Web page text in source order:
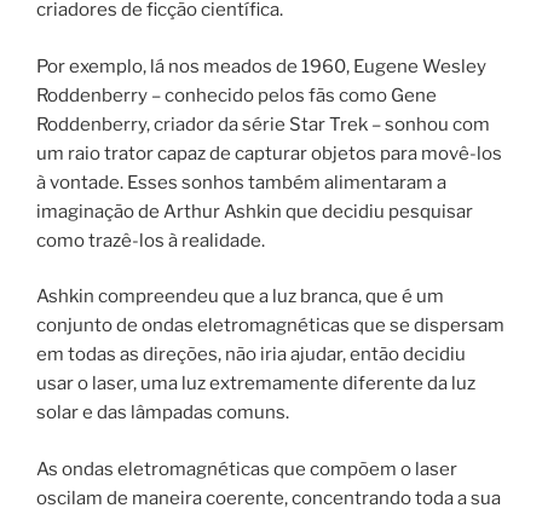
criadores de ficção científica.
Por exemplo, lá nos meados de 1960, Eugene Wesley
Roddenberry – conhecido pelos fãs como Gene
Roddenberry, criador da série Star Trek – sonhou com
um raio trator capaz de capturar objetos para movê-los
à vontade. Esses sonhos também alimentaram a
imaginação de Arthur Ashkin que decidiu pesquisar
como trazê-los à realidade.
Ashkin compreendeu que a luz branca, que é um
conjunto de ondas eletromagnéticas que se dispersam
em todas as direções, não iria ajudar, então decidiu
usar o laser, uma luz extremamente diferente da luz
solar e das lâmpadas comuns.
As ondas eletromagnéticas que compõem o laser
oscilam de maneira coerente, concentrando toda a sua